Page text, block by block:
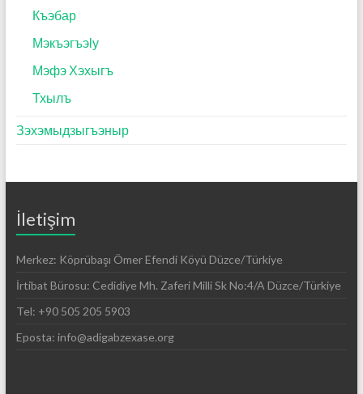
Къэбар
Мэкъэгъэӏу
Мэфэ Хэхыгъ
Тхылъ
Зэхэмыдзыгъэныр
İletişim
Merkez: Köprübaşı Ömer Efendi Köyü Düzce/Türkiye
İrtibat Bürosu: Cedidiye Mh. Zaferi Milli Sk No:4/A Düzce/Türkiye
Tel: +90 505 205 5903
Eposta: info@adigabzexase.org